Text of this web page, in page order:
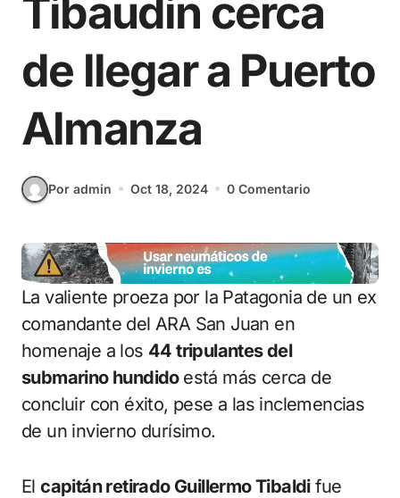
Tibaudin cerca
de llegar a Puerto
Almanza
Por admin Oct 18, 2024 0 Comentario
La valiente proeza por la Patagonia de un ex
comandante del ARA San Juan en
homenaje a los 44 tripulantes del
submarino hundido está más cerca de
concluir con éxito, pese a las inclemencias
de un invierno durísimo.
Elcapitán retirado Guillermo Tibaldifue